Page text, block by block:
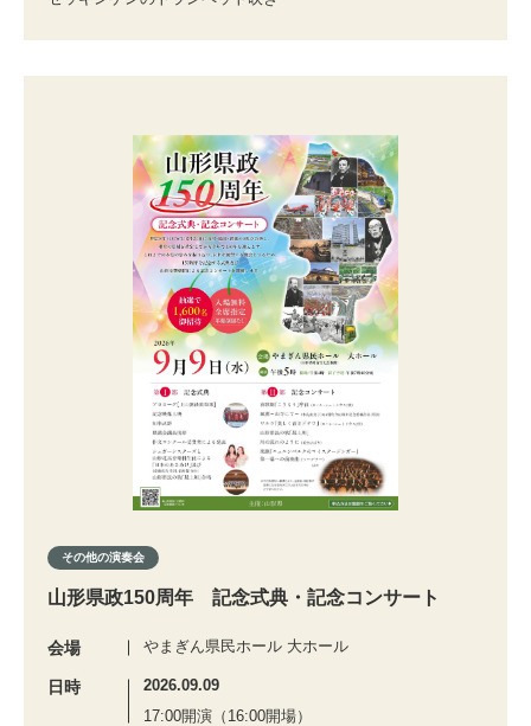
その他の演奏会
山形県政150周年 記念式典・記念コンサート
会場 やまぎん県民ホール 大ホール
日時
2026.09.09
17:00開演（16:00開場）